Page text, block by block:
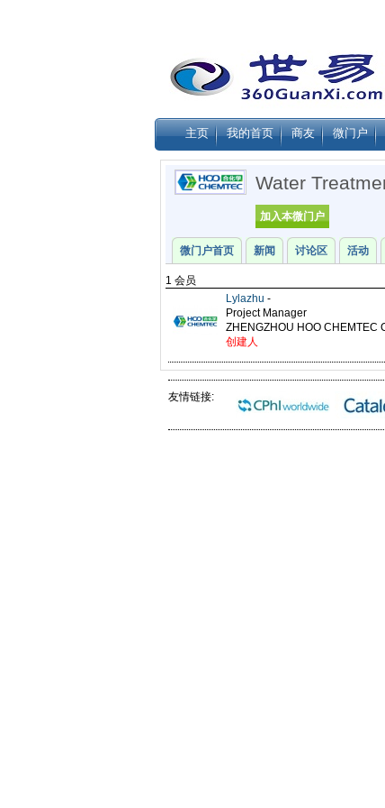
主页 我的首页 商友 微门户
Water
加入本微门户
微门户首页 新闻 讨论区 活动
1 会员
Lylazhu -
Project Manager
ZHENGZHOU HOO CHEMTEC
创建人
友情链接: